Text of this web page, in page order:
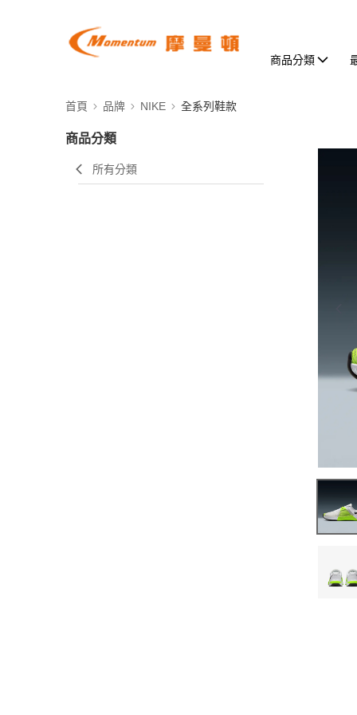
商品分類
首頁 品牌 NIKE 全系列鞋款
商品分類
所有分類